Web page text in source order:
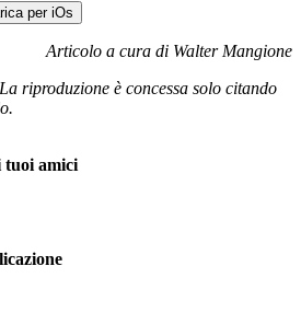
per iOs
Articolo a cura di Walter Mangione
riproduzione è concessa solo citando
tuoi amici